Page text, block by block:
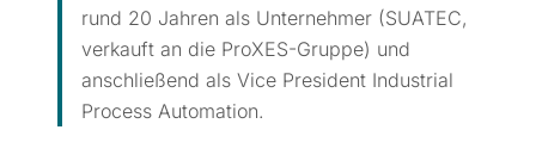
rund 20 Jahren als Unternehmer (SUATEC,
verkauft an die ProXES-Gruppe) und
anschließend als Vice President Industrial
Process Automation.